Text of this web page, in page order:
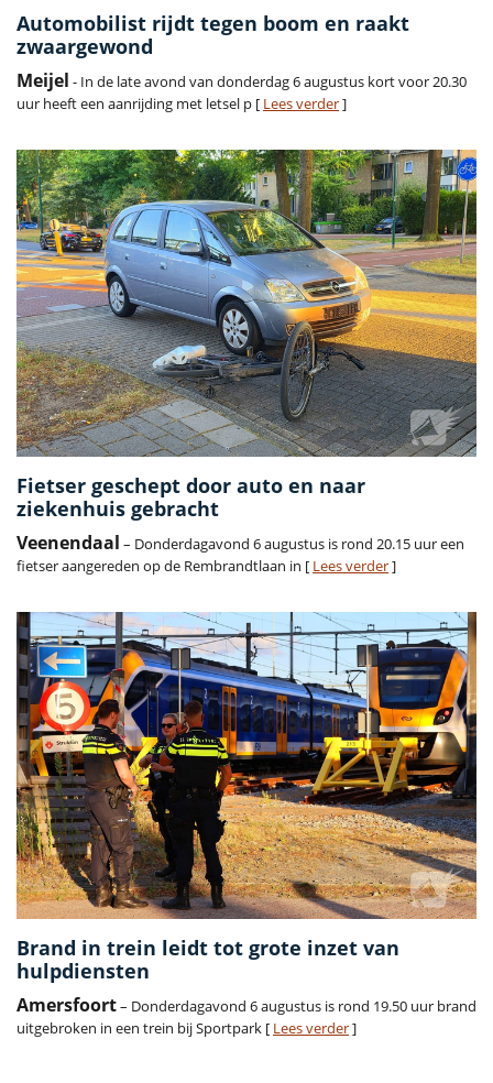
Automobilist rijdt tegen boom en raakt
zwaargewond
Meijel - In de late avond van donderdag 6 augustus kort voor 20.30
uur heeft een aanrijding met letsel p [ Lees verder]
Fietser geschept door auto en naar
ziekenhuis gebracht
Veenendaal – Donderdagavond 6 augustus is rond 20.15 uur een
fietser aangereden op de Rembrandtlaan in [ Lees verder]
Brand in trein leidt tot grote inzet van
hulpdiensten
Amersfoort– Donderdagavond 6 augustus is rond 19.50 uur brand
uitgebroken in een trein bij Sportpark [ Lees verder]